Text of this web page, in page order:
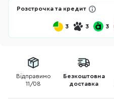
Розстрочка та кредит
3 3 3
Відправимо
11/08
Безкоштовна
доставка